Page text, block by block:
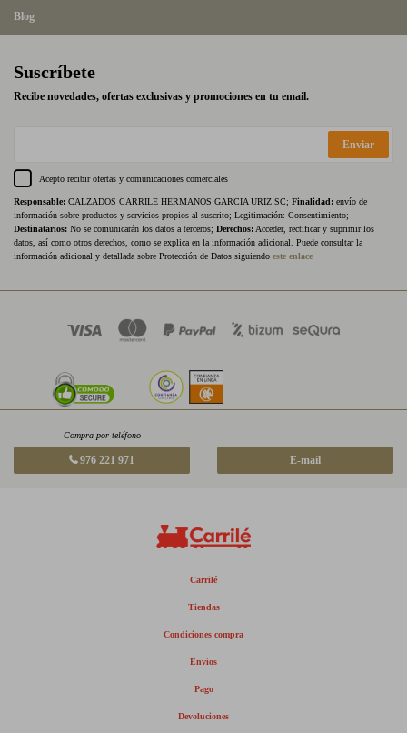
Blog
Suscríbete
Recibe novedades, ofertas exclusivas y promociones en tu email.
Enviar
Acepto recibir ofertas y comunicaciones comerciales
Responsable: CALZADOS CARRILE HERMANOS GARCIA URIZ SC; Finalidad: envío de
información sobre productos y servicios propios al suscrito; Legitimación: Consentimiento;
Destinatarios: No se comunicarán los datos a terceros; Derechos: Acceder, rectificar y suprimir los
datos, así como otros derechos, como se explica en la información adicional. Puede consultar la
información adicional y detallada sobre Protección de Datos siguiendo este enlace
Compra por teléfono
976 221 971 E-mail
Carrilé
Tiendas
Condiciones compra
Envíos
Pago
Devoluciones